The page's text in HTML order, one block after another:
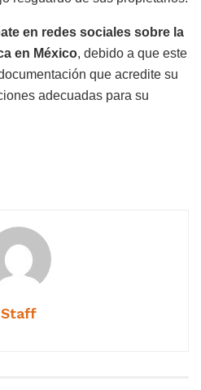
en redes sociales sobre la
en México, debido a que este
que acredite su
adecuadas para su
Staff